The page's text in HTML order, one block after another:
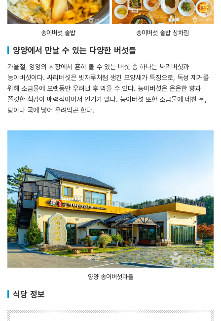
송이버섯 솥밥 송이버섯 솥밥 상차림
양양에서 만날 수 있는 다양한 버섯들
가을철, 양양의 시장에서 흔히 볼 수 있는 버섯 중 하나는 싸리버섯과
능이버섯이다. 싸리버섯은 빗자루처럼 생긴 모양새가 특징으로, 독성 제거를
위해 소금물에 오랫동안 우려낸 후 먹을 수 있다. 능이버섯은 은은한 향과
쫄깃한 식감이 매력적이어서 인기가 많다. 능이버섯 또한 소금물에 데친 뒤,
탕이나 국에 넣어 우려먹곤 한다.
양양 송이버섯마을
식당 정보